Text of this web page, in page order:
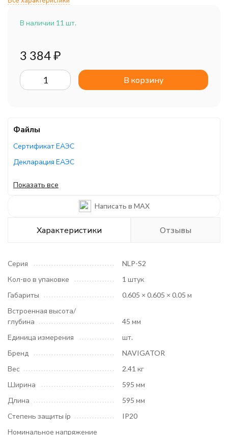
В наличии 11 шт.
3 384₽
В корзину
Файлы
Сертификат ЕАЭС
Декларация ЕАЭС
Показать все
Написать в MAX
Характеристики Отзывы
Серия
NLP-S2
Кол-во в упаковке
1 штук
Габариты
0.605 × 0.605 × 0.05 м
Встроенная высота/
глубина
45 мм
Единица измерения
шт.
Бренд
NAVIGATOR
Вес
2.41 кг
Ширина
595 мм
Длина
595 мм
Степень защиты ip
IP20
Номинальное напряжение